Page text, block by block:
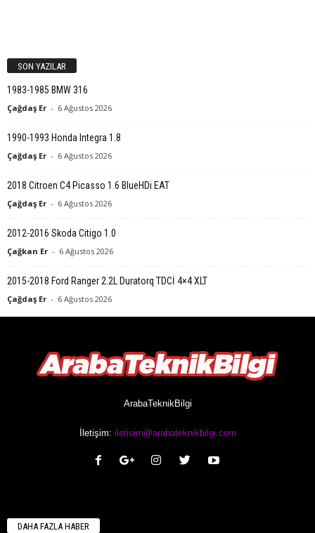
SON YAZILAR
1983-1985 BMW 316
Çağdaş Er - 6 Ağustos 2026
1990-1993 Honda Integra 1.8
Çağdaş Er - 6 Ağustos 2026
2018 Citroen C4 Picasso 1.6 BlueHDi EAT
Çağdaş Er - 6 Ağustos 2026
2012-2016 Skoda Citigo 1.0
Çağkan Er - 6 Ağustos 2026
2015-2018 Ford Ranger 2.2L Duratorq TDCİ 4×4 XLT
Çağdaş Er - 6 Ağustos 2026
ArabaTeknikBilgi
İletişim: iletisim@arabateknikbilgi.com
DAHA FAZLA HABER